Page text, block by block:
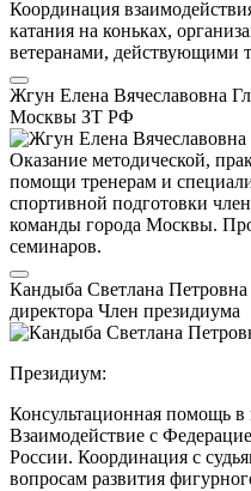
Координация
катания на коньках,
ветеранами, действующими
Жгун Елена Вячеславовна
Москвы ЗТ РФ
Оказание методической,
помощи тренерам и
спортивной подготовки
команды города Москвы.
семинаров.
Кандыба Светлана Петровна
директора Член президиума
Президиум:
Консультационная помощь в
Взаимодействие с
России. Координация с
вопросам развития